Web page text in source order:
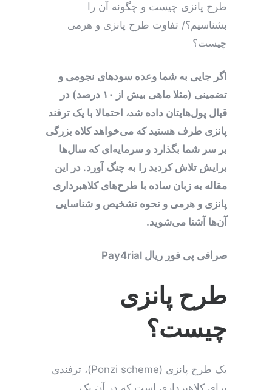
طرح پانزی چیست و چگونه آن را
بشناسیم؟/ تفاوت طرح‌ پانزی و هرمی
چیست؟
اگر جایی به شما وعده سودهای نجومی و
تضمینی (مثلا ماهی بیش از ۱۰ درصد) در
قبال پول‌هایتان داده شد، احتمالا با یک ترفند
پانزی طرف هستید که می‌خواهد کلاه بزرگی
بر سر شما بگذارد و سرمایه‌ای که سال‌ها
برایش تلاش کردید را به چنگ آورد. در این
مقاله به زبان ساده با طرح‌های کلاهبرداری
پانزی و هرمی و نحوه تشخیص و شناسایی
آن‌ها آشنا می‌شوید.
صرافی پی فور ریال Pay4rial
طرح پانزی
چیست؟
یک طرح پانزی (Ponzi scheme)، ترفندی